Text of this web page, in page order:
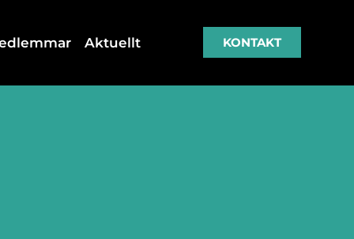
Aktuellt KONTAKT